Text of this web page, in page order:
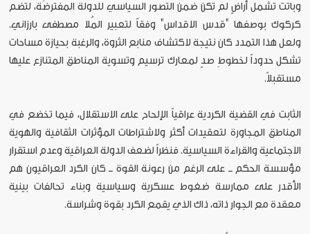
وباتت تشمل أراضٍ لم تكن ضمن التصور السياسي للدولة المفترضَة، لتضم
كركوك بوصفها "قدس الاقداس" وفقاً لتعبير المُلا مصطفى بارزاني.
ولعل هذا التمدد كان نتيجة لاكتشاف منابع الثروة، والرغبة بحيازة مساحات
تشكل حدوداً لخطوطِ صدٍ لمعارك ترسيم وتسوية المناطق المتنازع عليها
مستقبلاً.
الثابت في القضية الكردية عراقياً الإلحاح على الاستقلال، فيما تخضع في
المناطق المجاورة لتعقيدات أكثر ولاشتراطات المؤثرات الثقافية والهوية
الاجتماعية والقراءة السياسية. فنظراً لضعف الدولة العراقية وعدم استقرار
مؤسسة الحكم ــ على الرغم من رعونة القوة ــ كان الكرد العراقيون هم
الأقدر على ممارسة ضغوط عسكرية وسياسية وبناء تحالفات بينية
معقدة مع الجوار ذاته، ذاك الذي يقمع الكرد بقوة وشراسة.